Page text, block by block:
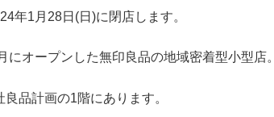
年1月28日(日)に閉店します。
にオープンした無印良品の地域密着型小型店。
品計画の1階にあります。